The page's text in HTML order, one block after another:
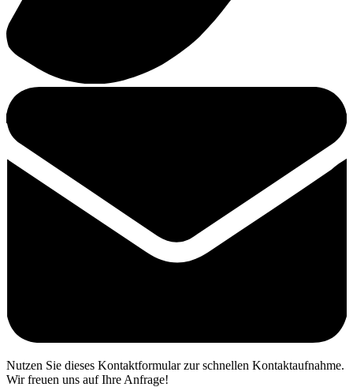
Nutzen Sie dieses Kontaktformular zur schnellen Kontaktaufnahme.
Wir freuen uns auf Ihre Anfrage!